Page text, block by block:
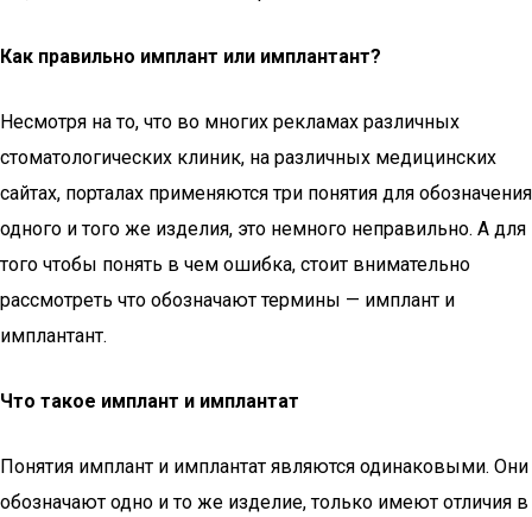
Как правильно имплант или имплантант?
Несмотря на то, что во многих рекламах различных
стоматологических клиник, на различных медицинских
сайтах, порталах применяются три понятия для обозначения
одного и того же изделия, это немного неправильно. А для
того чтобы понять в чем ошибка, стоит внимательно
рассмотреть что обозначают термины — имплант и
имплантант.
Что такое имплант и имплантат
Понятия имплант и имплантат являются одинаковыми. Они
обозначают одно и то же изделие, только имеют отличия в